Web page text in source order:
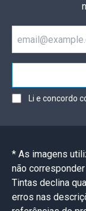
Li e concordo
* As imagens
não
Tintas declina
erros nas